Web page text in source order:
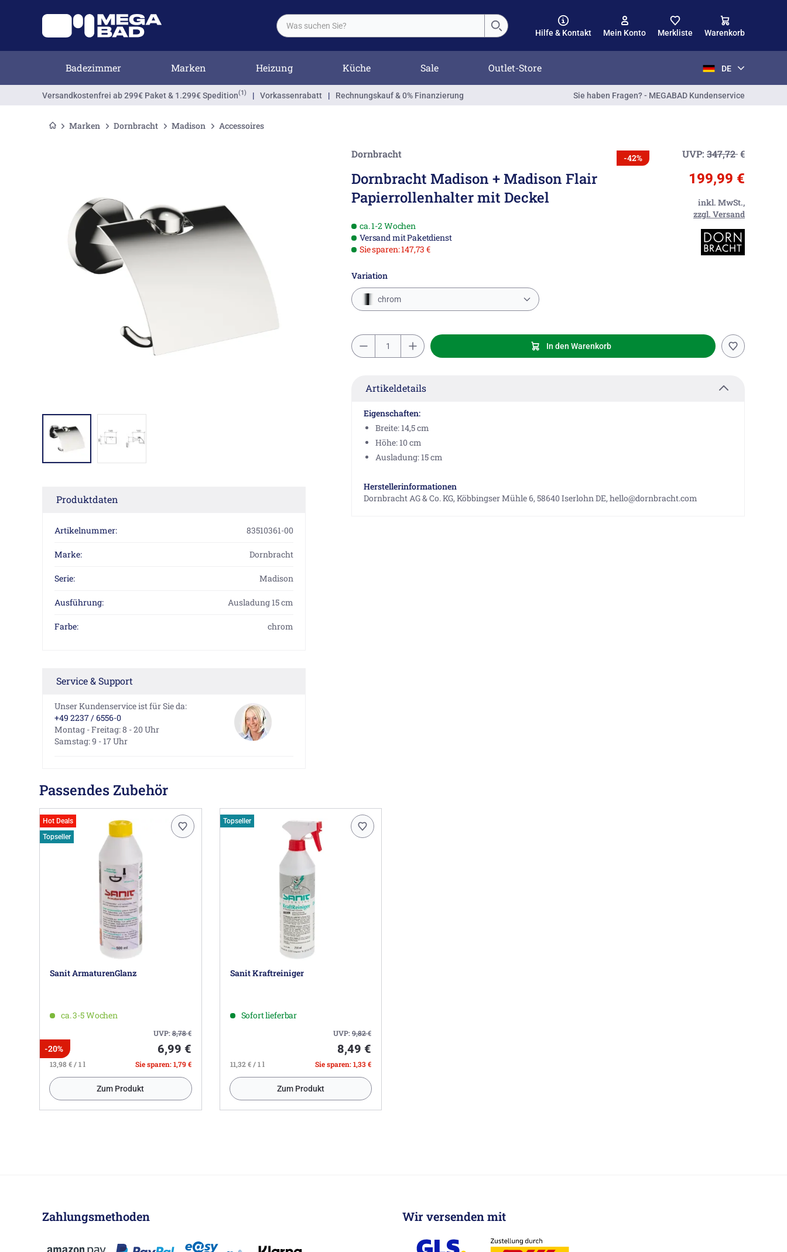
Hilfe & Kontakt Mein Konto Merkliste Warenkorb
Badezimmer Marken Heizung Küche Sale Outlet-Store DE
Versandkostenfrei ab 299€ Paket & 1.299€ Spedition(1) | Vorkassenrabatt | Rechnungskauf & 0% Finanzierung Sie haben Fragen? - MEGABAD Kundenservice
Marken Dornbracht Madison Accessoires
Produktdaten
Artikelnummer: 83510361-00
Marke: Dornbracht
Serie: Madison
Ausführung: Ausladung 15 cm
Farbe: chrom
Service & Support
Unser Kundenservice ist für Sie da:
+49 2237 / 6556-0
Montag - Freitag: 8 - 20 Uhr
Samstag: 9 - 17 Uhr
Dornbracht
Dornbracht Madison + Madison Flair
Papierrollenhalter mit Deckel
-42% UVP: 347,72€
199,99 €
inkl. MwSt.,
zzgl. Versand
ca. 1-2 Wochen
Versand mit Paketdienst
Sie sparen: 147,73 €
Variation
chrom
In den Warenkorb
Artikeldetails
Eigenschaften:
Breite: 14,5 cm
Höhe: 10 cm
Ausladung: 15 cm
Herstellerinformationen
Dornbracht AG & Co. KG, Köbbingser Mühle 6, 58640 Iserlohn DE, hello@dornbracht.com
Passendes Zubehör
Hot Deals
Topseller
Sanit ArmaturenGlanz
ca. 3-5 Wochen
UVP:8,78€
-20% 6,99 €
13,98 € / 1 l Sie sparen: 1,79 €
Zum Produkt
Topseller
Sanit Kraftreiniger
Sofort lieferbar
UVP:9,82€
8,49 €
11,32 € / 1 l Sie sparen: 1,33 €
Zum Produkt
Zahlungsmethoden Wir versenden mit